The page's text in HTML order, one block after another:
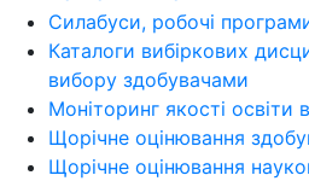
Силабуси, робочі
Каталоги вибіркових
вибору здобувачами
Моніторинг якості освіти
Щорічне оцінювання
Щорічне оцінювання